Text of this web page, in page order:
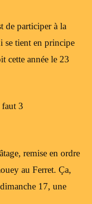
de participer à la
se tient en principe
cette année le 23
3
remise en ordre
au Ferret. Ça,
17, une